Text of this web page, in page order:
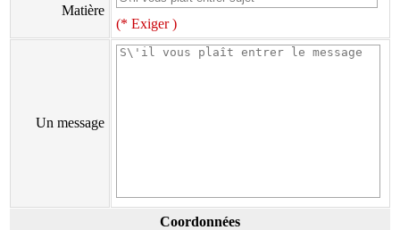
Matière
(* Exiger )
Un message
Coordonnées